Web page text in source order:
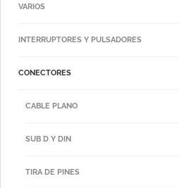
VARIOS
INTERRUPTORES Y PULSADORES
CONECTORES
CABLE PLANO
SUB D Y DIN
TIRA DE PINES